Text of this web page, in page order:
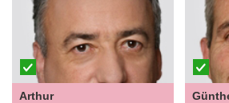
Arthur